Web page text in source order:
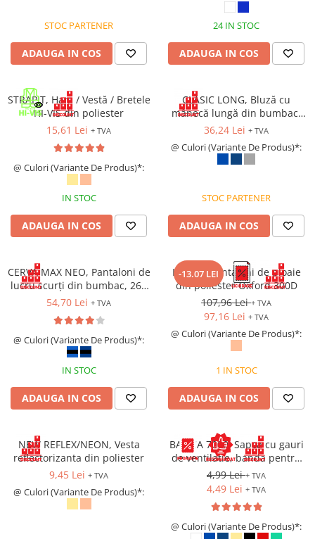
STOC PARTENER
ADAUGA IN COS
24 IN STOC
ADAUGA IN COS
STRAPIT, Ham / Vestă / Bretele
HI-VIS din poliester
15,61 Lei + TVA
@ Culori (Variante De Produs)*:
IN STOC
ADAUGA IN COS
CLASIC LONG, Bluză cu
mânecă lungă din bumbac,
150 g/mp
36,24 Lei + TVA
@ Culori (Variante De Produs)*:
STOC PARTENER
ADAUGA IN COS
CERVA MAX NEO, Pantaloni de
lucru scurți din bumbac, 260
g/mp
54,70 Lei + TVA
@ Culori (Variante De Produs)*:
IN STOC
ADAUGA IN COS
-13.07 LEI
HYDRA, Pantaloni de ploaie
din poliester Oxford 300D
107,96 Lei+ TVA
97,16 Lei + TVA
@ Culori (Variante De Produs)*:
1 IN STOC
ADAUGA IN COS
NEW REFLEX/NEON, Vesta
reflectorizanta din poliester
9,45 Lei + TVA
@ Culori (Variante De Produs)*:
BASICA 7000, Sapca cu gauri
de ventilatie, banda pentru
transpiratie si prindere cu
arici
4,99 Lei+ TVA
4,49 Lei + TVA
@ Culori (Variante De Produs)*: